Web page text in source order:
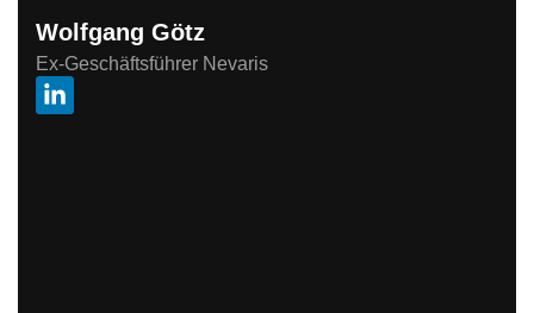
Wolfgang Götz
Ex-Geschäftsführer Nevaris